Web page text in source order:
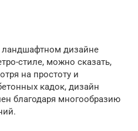
дизайне
стиле, можно сказать,
на простоту и
кадок, дизайн
благодаря многообразию